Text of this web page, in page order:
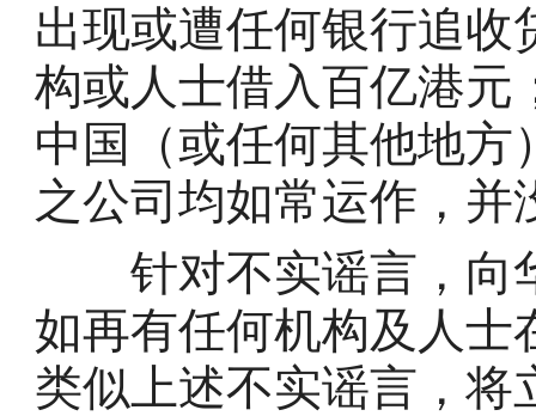
出现或遭任何银行追
构或人士借入百亿港元
中国（或任何其他地
之公司均如常运作，
针对不实谣言，向
如再有任何机构及人士
类似上述不实谣言，将